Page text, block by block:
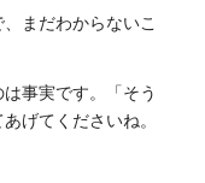
まだわからないこ
事実です。「そう
げてくださいね。